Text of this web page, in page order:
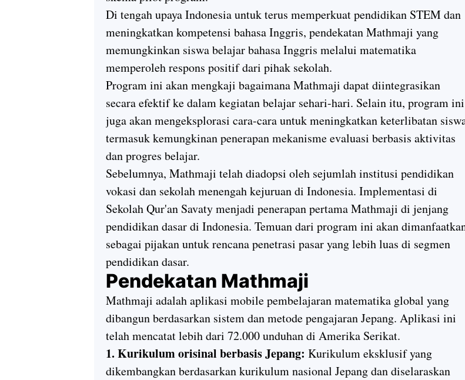
Di tengah upaya Indonesia untuk terus memperkuat pendidikan STEM dan
meningkatkan kompetensi bahasa Inggris, pendekatan Mathmaji yang
memungkinkan siswa belajar bahasa Inggris melalui matematika
memperoleh respons positif dari pihak sekolah.
Program ini akan mengkaji bagaimana Mathmaji dapat diintegrasikan
secara efektif ke dalam kegiatan belajar sehari-hari. Selain itu, program ini
juga akan mengeksplorasi cara-cara untuk meningkatkan keterlibatan
termasuk kemungkinan penerapan mekanisme evaluasi berbasis aktivitas
dan progres belajar.
Sebelumnya, Mathmaji telah diadopsi oleh sejumlah institusi pendidikan
vokasi dan sekolah menengah kejuruan di Indonesia. Implementasi di
Sekolah Qur'an Savaty menjadi penerapan pertama Mathmaji di jenjang
pendidikan dasar di Indonesia. Temuan dari program ini akan
sebagai pijakan untuk rencana penetrasi pasar yang lebih luas di segmen
pendidikan dasar.
Pendekatan Mathmaji
Mathmaji adalah aplikasi mobile pembelajaran matematika global yang
dibangun berdasarkan sistem dan metode pengajaran Jepang. Aplikasi ini
telah mencatat lebih dari 72.000 unduhan di Amerika Serikat.
1. Kurikulum orisinal berbasis Jepang: Kurikulum eksklusif yang
dikembangkan berdasarkan kurikulum nasional Jepang dan diselaraskan